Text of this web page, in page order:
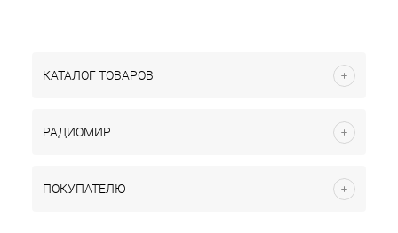
КАТАЛОГ ТОВАРОВ
РАДИОМИР
ПОКУПАТЕЛЮ